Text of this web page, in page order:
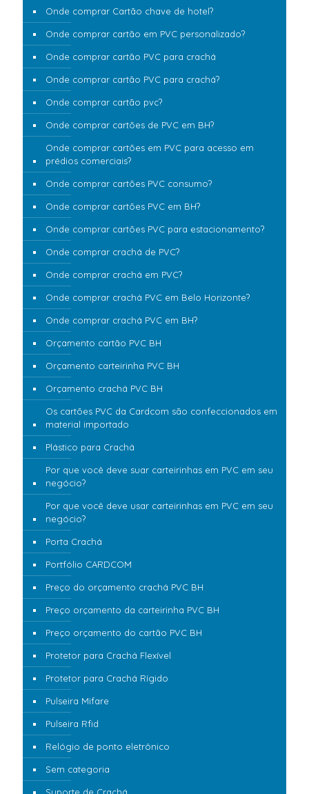
Onde comprar Cartão chave de hotel?
Onde comprar cartão em PVC personalizado?
Onde comprar cartão PVC para crachá
Onde comprar cartão PVC para crachá?
Onde comprar cartão pvc?
Onde comprar cartões de PVC em BH?
Onde comprar cartões em PVC para acesso em
prédios comerciais?
Onde comprar cartões PVC consumo?
Onde comprar cartões PVC em BH?
Onde comprar cartões PVC para estacionamento?
Onde comprar crachá de PVC?
Onde comprar crachá em PVC?
Onde comprar crachá PVC em Belo Horizonte?
Onde comprar crachá PVC em BH?
Orçamento cartão PVC BH
Orçamento carteirinha PVC BH
Orçamento crachá PVC BH
Os cartões PVC da Cardcom são confeccionados em
material importado
Plástico para Crachá
Por que você deve suar carteirinhas em PVC em seu
negócio?
Por que você deve usar carteirinhas em PVC em seu
negócio?
Porta Crachá
Portfólio CARDCOM
Preço do orçamento crachá PVC BH
Preço orçamento da carteirinha PVC BH
Preço orçamento do cartão PVC BH
Protetor para Crachá Flexível
Protetor para Crachá Rígido
Pulseira Mifare
Pulseira Rfid
Relógio de ponto eletrônico
Sem categoria